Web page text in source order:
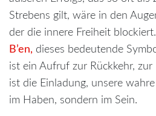
Strebens gilt, wäre in den
der die innere Freiheit
B’en, dieses bedeutende
ist ein Aufruf zur Rückkehr, zur
ist die Einladung, unsere
im Haben, sondern im Sein.